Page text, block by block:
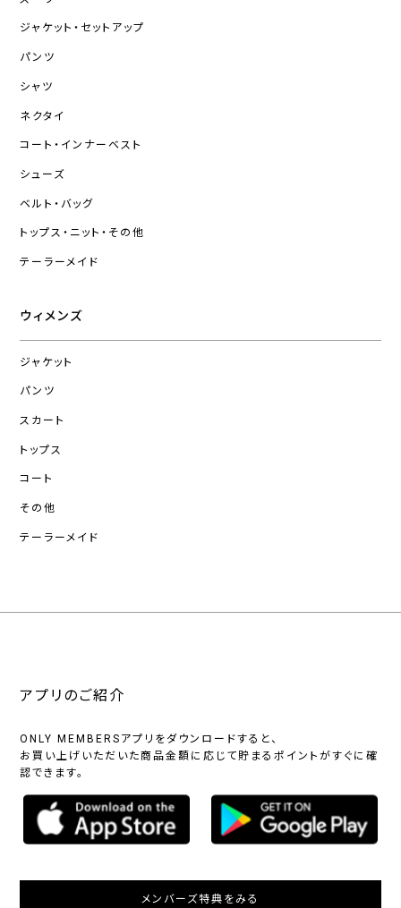
ジャケット・セットアップ
パンツ
シャツ
ネクタイ
コート・インナーベスト
シューズ
ベルト・バッグ
トップス・ニット・その他
テーラーメイド
ウィメンズ
ジャケット
パンツ
スカート
トップス
コート
その他
テーラーメイド
アプリのご紹介
ONLY MEMBERSアプリをダウンロードすると、
お買い上げいただいた商品金額に応じて貯まるポイントがすぐに確
認できます。
メンバーズ特典をみる